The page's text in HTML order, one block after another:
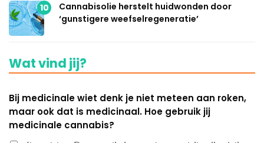
10
Cannabisolie herstelt huidwonden door
‘gunstigere weefselregeneratie’
Wat vind jij?
Bij medicinale wiet denk je niet meteen aan roken,
maar ook dat is medicinaal. Hoe gebruik jij
medicinale cannabis?